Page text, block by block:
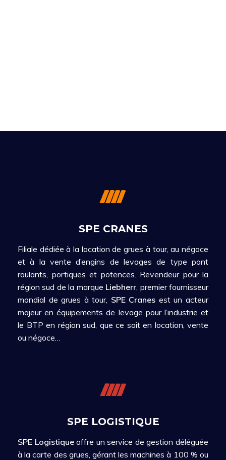
SPE CRANES
Filiale dédiée à la location de grues à tour, au négoce
et à la vente d’engins de levages de type pont
roulants, portiques et potences. Revendeur pour la
région sud de la marque Liebherr , premier fournisseur
mondial de grues à tour, SPE Cranes est un acteur
majeur en équipements de levage pour l’industrie et
le BTP en région sud, que ce soit en location, vente
ou négoce…
SPE LOGISTIQUE
SPE Logistiqueoffre un service de gestion déléguée
à la carte des grues, gérant les machines à 100 % ou